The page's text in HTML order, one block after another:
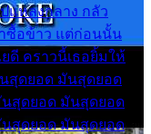
แหลงกลาง กลัว
ซื้อข้าว แต่ก่อนนั้น
ยดี คราวนี้เธอยิ้มให้
สุดยอด มันสุดยอด
สุดยอด มันสุดยอด
สุดยอด มันสุดยอด